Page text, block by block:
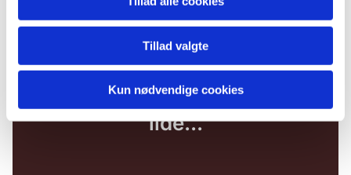
Tillad valgte
Kun nødvendige cookies
Du vil måske også kunne
lide...